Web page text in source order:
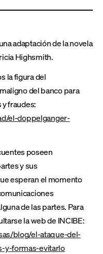
adaptación de la novela
Highsmith.
la figura del
del banco para
fraudes:
el-doppelganger-
poseen
y sus
esperan el momento
de las partes. Para
la web de INCIBE:
blog/el-ataque-del-
y-formas-evitarlo